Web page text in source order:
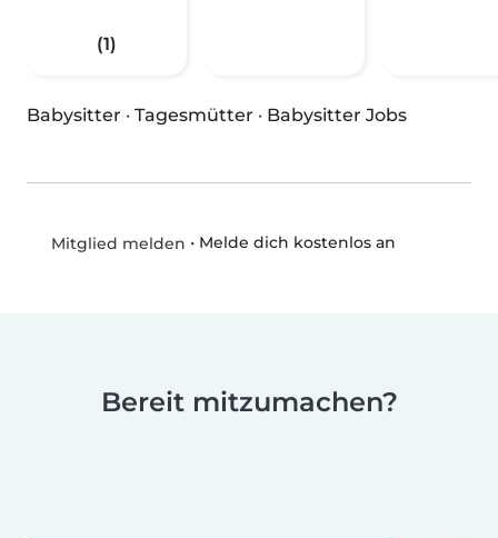
(1)
Babysitter · Tagesmütter · Babysitter Jobs
Mitglied melden • Melde dich kostenlos an
Bereit mitzumachen?